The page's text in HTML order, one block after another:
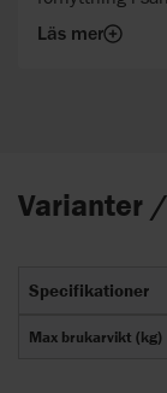
Läs mer
Varianter
Specifikationer
Max brukarvikt (kg)